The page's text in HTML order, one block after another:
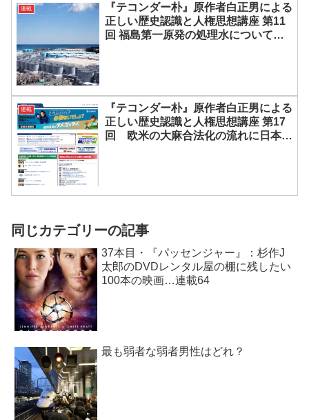
連載
『テコンダー朴』原作者白正男による
正しい歴史認識と人権思想講座 第11
回 福島第一原発の処理水についての
連載
『テコンダー朴』原作者白正男による
正しい歴史認識と人権思想講座 第17
回 欧米の大麻合法化の流れに日本は
同じカテゴリーの記事
37本目・『パッセンジャー』：杉作J
太郎のDVDレンタル屋の棚に残したい
100本の映画…連載64
最も弱者な弱者男性はどれ？